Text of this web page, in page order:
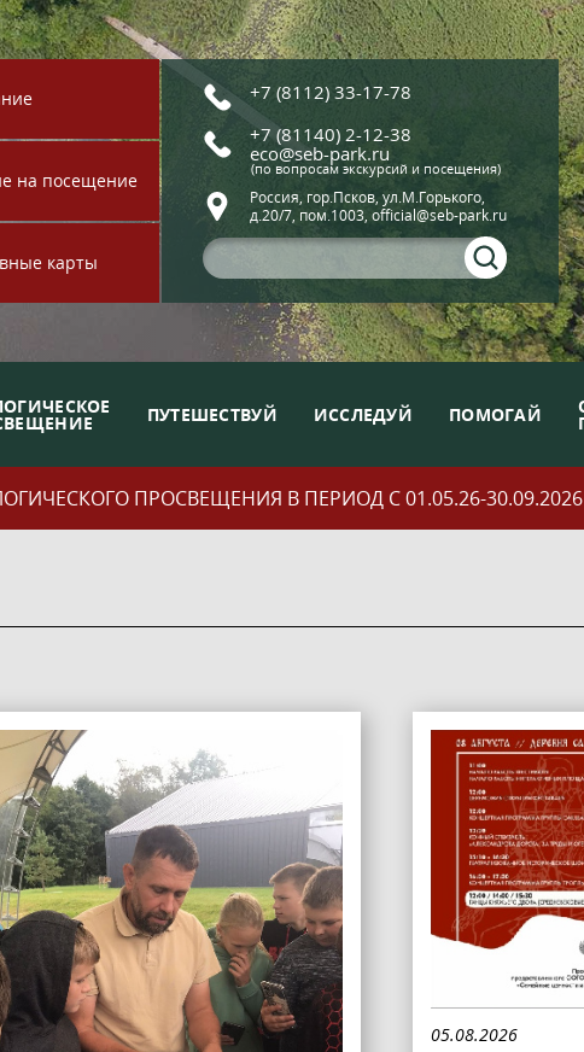
на посещение
карты
+7 (8112) 33-17-78
+7 (81140) 2-12-38
eco@seb-park.ru
(по вопросам экскурсий и посещения)
Россия, гор.Псков, ул.М.Горького,
д.20/7, пом.1003, official@seb-park.ru
ПУТЕШЕСТВУЙ ИССЛЕДУЙ ПОМОГАЙ
ПРОСВЕЩЕНИЯ В ПЕРИОД С 01.05.26-30.09.2026
05.08.2026